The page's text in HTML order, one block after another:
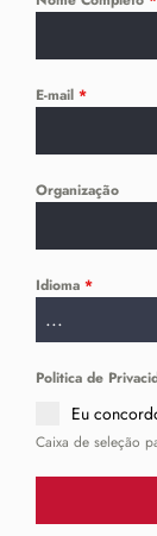
E-mail *
Organização
Idioma *
...
Politica de
Eu
Caixa de seleção